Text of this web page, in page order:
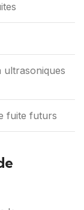
ultrasoniques
fuite futurs